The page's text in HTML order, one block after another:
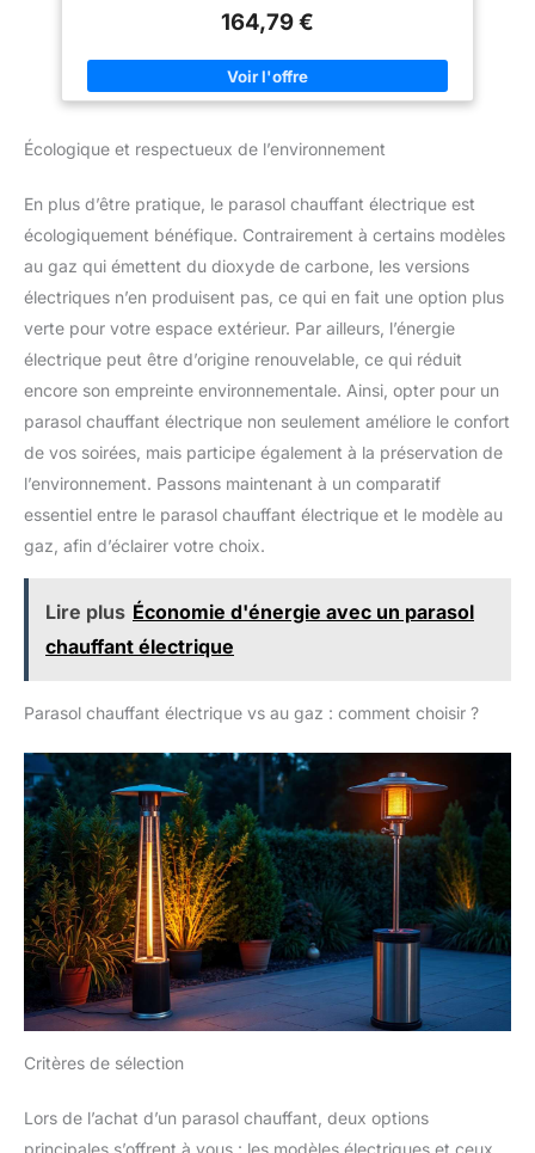
ÉCONOME EN ÉNERGIE : Les
ce qui est idéal pour les
environnements sensibles au
bruit et n'émet jamais de
nocif. La chaleur est absorbée
perte de chaleur à l'air libre.
les directions. DU CÔTÉ DE LA SÉCURITÉ : les radiateurs
l'intérieur et à l'extérieur. Le chauffage infrarouge est en outre
étanche et résistant à la corrosion. L'interrupteur principal
étanche offre une protection supplémentaire contre les
Le chauffage infrarouge TRESKO fonctionne avec 2 niveaux de
POUR DE NOMBREUX APPLICATIONS : Utilisez le radiateur de
gastronomie, pour le camping, dans l'atelier ou simplement
pour une chaleur agréable à l'intérieur. QUALITÉ HAUTE :
Chauffage de terrasse très robuste et durable avec grille de
protection et barre centrale en acier inoxydable. Le degré de
protection IP34 protège en outre contre les projections d'eau et
la pénétration de corps étrangers.
164,79 €
Écologique et respectueux de l’environnement
En plus d’être pratique, le parasol chauffant électrique est
écologiquement bénéfique. Contrairement à certains modèles
au gaz qui émettent du dioxyde de carbone, les versions
électriques n’en produisent pas, ce qui en fait une option plus
verte pour votre espace extérieur. Par ailleurs, l’énergie
électrique peut être d’origine renouvelable, ce qui réduit
encore son empreinte environnementale. Ainsi, opter pour un
parasol chauffant électrique non seulement améliore le confort
de vos soirées, mais participe également à la préservation de
l’environnement. Passons maintenant à un comparatif
essentiel entre le parasol chauffant électrique et le modèle au
gaz, afin d’éclairer votre choix.
Lire plus Économie d'énergie avec un parasol
chauffant électrique
Parasol chauffant électrique vs au gaz : comment choisir ?
Critères de sélection
Lors de l’achat d’un parasol chauffant, deux options
principales s’offrent à vous : les modèles électriques et ceux